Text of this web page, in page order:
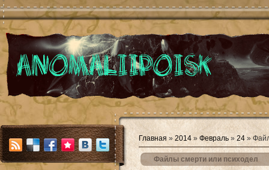
Главная » 2014 » Февраль » 24 »
Файлы смерти или психодел